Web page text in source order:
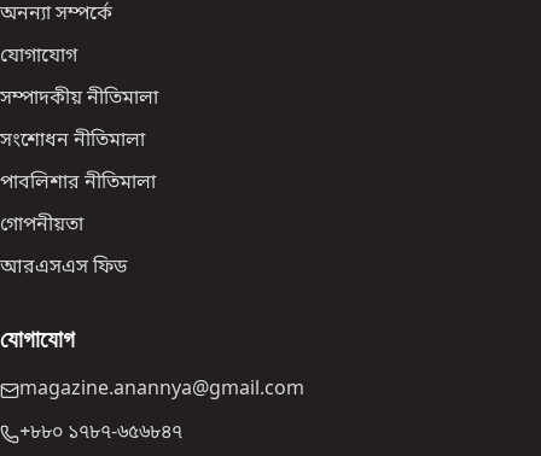
অনন্যা সম্পর্কে
যোগাযোগ
সম্পাদকীয় নীতিমালা
সংশোধন নীতিমালা
পাবলিশার নীতিমালা
গোপনীয়তা
আরএসএস ফিড
যোগাযোগ
magazine.anannya@gmail.com
+৮৮০ ১৭৮৭-৬৫৬৮৪৭